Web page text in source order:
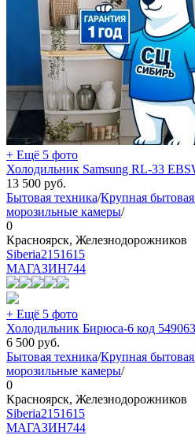
+ Ещё 5 фото
Холодильник Samsung RL-33
13 500 руб.
Бытовая техника/Крупная
морозильные камеры/
0
Красноярск, Железнодорожников
Siberia2151615
МАГАЗИН744
+ Ещё 5 фото
Холодильник Бирюса-6 код 549063
6 500 руб.
Бытовая техника/Крупная
морозильные камеры/
0
Красноярск, Железнодорожников
Siberia2151615
МАГАЗИН744